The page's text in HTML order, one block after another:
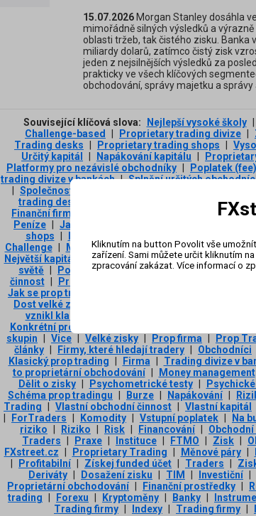
15.07.2026 Morgan Stanley dosáhla
mimořádně silných výsledků a
oblasti tržeb, tak čistého zisku. Banka
miliardy dolarů, zatímco čistý zisk
jeden z nejsilnějších výsledků za
prakticky ve všech klíčových
obchodování, správy majetku a správy
Související klíčová slova: Nejlepší vysoké školy
Challenge-based
Proprietary trading divize
Trading desks
Proprietary trading shops
Určitý kapitál
Napákování kapitálu
Platformy pro nezávislé obchodníky
Poplatek (fee)
trading divize v bankách | Splnění určitých
Společnosti
trading desks
Pokrýt
Finanční firma
|
Peníze
Jak fungují prop firmy
shops
Challenge
Model prop tradingu | Obchodní
Největší kapitál
Prop firmy | Fintokei | Normální
světě
Poplatek | Nejlepší vysoké školy na světě
činnost
Proprietární obchodování (prop trading)
Jak se prop trading rozděluje?
Dost velké zisky
vznikl klasický prop trading
Konkrétní prop firmy
skupin
Vice Velké zisky Prop firma Prop
články
Firmy, které hledají tradery Obchodníci
Klasický prop trading
Firma Trading divize v
to proprietární obchodování
Money management
Dělit o zisky
Psychometrické testy
Schéma prop tradingu
Burze Napákování
Trading
Vlastní obchodní činnost Vlastní kapitál
ForTraders Komodity Vstupní poplatek Na
riziko
Riziko Risk Financování Obchodní
Traders
Praxe Instituce FTMO Zisk
FXstreet.cz
Proprietary Trading Měnové páry
Profitabilní Získej funded účet Traders
Deriváty
Dosažení zisku TIM Investiční
Proprietární obchodování
Finanční prostředky
trading
Forexu Kryptoměny Banky
Trading firmy
Indexy Trading firmy
Kliknutím na button Povolit vše
zařízení. Sami můžete určit kliknutím
zpracování zakázat. Více informací o